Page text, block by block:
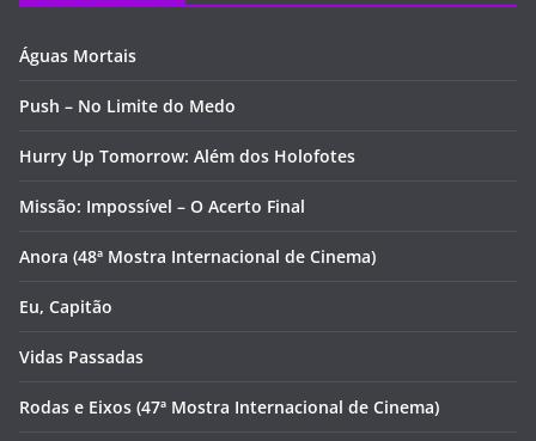
Águas Mortais
Push – No Limite do Medo
Hurry Up Tomorrow: Além dos Holofotes
Missão: Impossível – O Acerto Final
Anora (48ª Mostra Internacional de Cinema)
Eu, Capitão
Vidas Passadas
Rodas e Eixos (47ª Mostra Internacional de Cinema)